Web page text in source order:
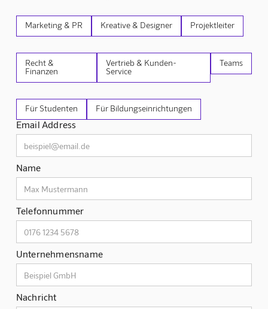
Marketing & PR Kreative & Designer Projektleiter
Recht &
Finanzen
Vertrieb & Kunden-
Service
Teams
Für Studenten Für Bildungseinrichtungen
Email Address
Name
Telefonnummer
Unternehmensname
Nachricht